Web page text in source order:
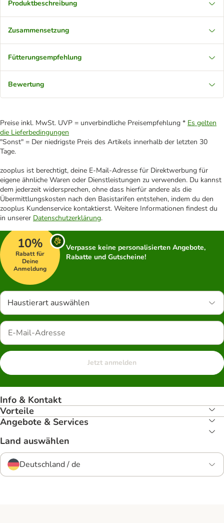
Produktbeschreibung
Zusammensetzung
Fütterungsempfehlung
Bewertung
Preise inkl. MwSt. UVP = unverbindliche Preisempfehlung * Es gelten
die Lieferbedingungen
"Sonst" = Der niedrigste Preis des Artikels innerhalb der letzten 30
Tage.
zooplus ist berechtigt, deine E-Mail-Adresse für Direktwerbung für
eigene ähnliche Waren oder Dienstleistungen zu verwenden. Du kannst
dem jederzeit widersprechen, ohne dass hierfür andere als die
Übermittlungskosten nach den Basistarifen entstehen, indem du den
zooplus Kundenservice kontaktierst. Weitere Informationen findest du
in unserer Datenschutzerklärung.
10%
Rabatt für
Deine
Anmeldung
Verpasse keine personalisierten Angebote,
Rabatte und Gutscheine!
Haustierart auswählen
Jetzt anmelden
Info & Kontakt
Vorteile
Angebote & Services
Land auswählen
Deutschland / de